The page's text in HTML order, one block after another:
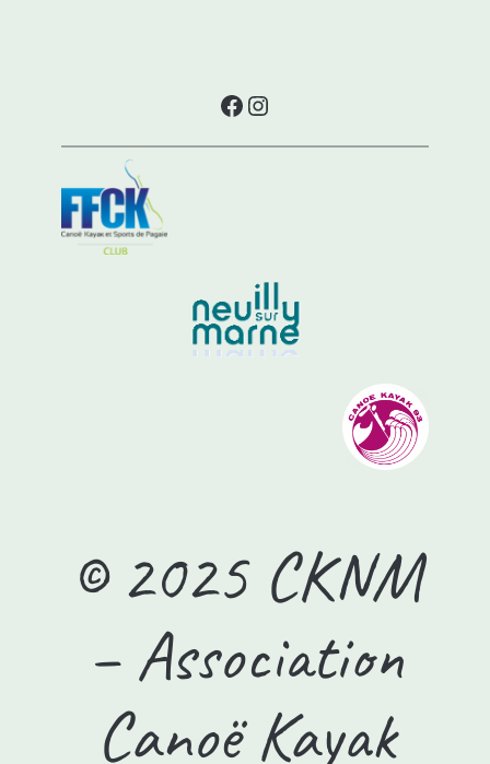
Facebook
Instagram
© 2025 CKNM
– Association
Canoë Kayak